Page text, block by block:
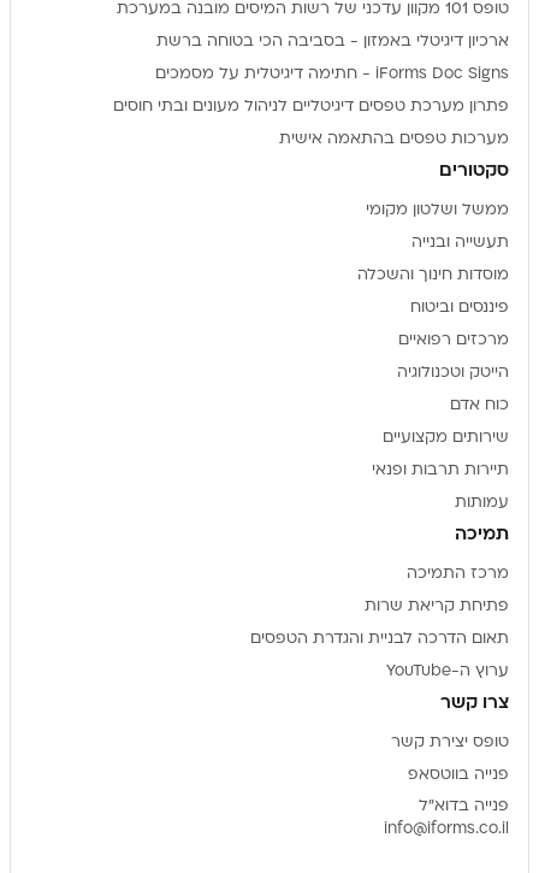
טופס 101 מקוון עדכני של רשות המיסים מובנה במערכת
ארכיון דיגיטלי באמזון - בסביבה הכי בטוחה ברשת
iForms Doc Signs - חתימה דיגיטלית על מסמכים
פתרון מערכת טפסים דיגיטליים לניהול מעונים ובתי חוסים
מערכות טפסים בהתאמה אישית
סקטורים
ממשל ושלטון מקומי
תעשייה ובנייה
מוסדות חינוך והשכלה
פיננסים וביטוח
מרכזים רפואיים
הייטק וטכנולוגיה
כוח אדם
שירותים מקצועיים
תיירות תרבות ופנאי
עמותות
תמיכה
מרכז התמיכה
פתיחת קריאת שרות
תאום הדרכה לבניית והגדרת הטפסים
ערוץ ה-YouTube
צרו קשר
טופס יצירת קשר
פנייה בווטסאפ
פנייה בדוא"ל
info@iforms.co.il